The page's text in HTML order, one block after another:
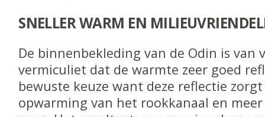
SNELLER WARM EN
De binnenbekleding van de Odin is van
vermiculiet dat de warmte zeer goed
bewuste keuze want deze reflectie
opwarming van het rookkanaal en